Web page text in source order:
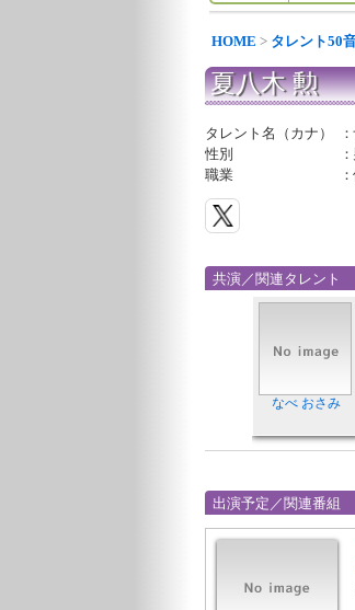
HOME > タレント50
夏八木 勲
タレント名（カナ） ：
性別
：
職業
：
共演／関連タレント
なべ おさみ
出演予定／関連番組